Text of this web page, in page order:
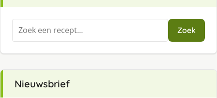
Zoeken
naar:
Zoek
Nieuwsbrief